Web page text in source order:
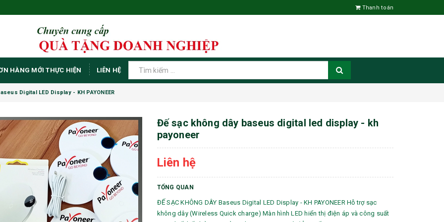
Thanh toán
HÀNG MỚI THỰC HIỆN LIÊN HỆ
Digital LED Display - KH PAYONEER
Đế sạc không dây baseus digital led display - kh
payoneer
Liên hệ
TỔNG QUAN
ĐẾ SẠC KHÔNG DÂY Baseus Digital LED Display - KH PAYONEER Hỗ trợ sạc
không dây (Wireless Quick charge) Màn hình LED hiển thị điện áp và công suất